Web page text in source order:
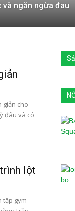
và ngăn ngừa đau
giản cho
đâu và có
lột
tập gym